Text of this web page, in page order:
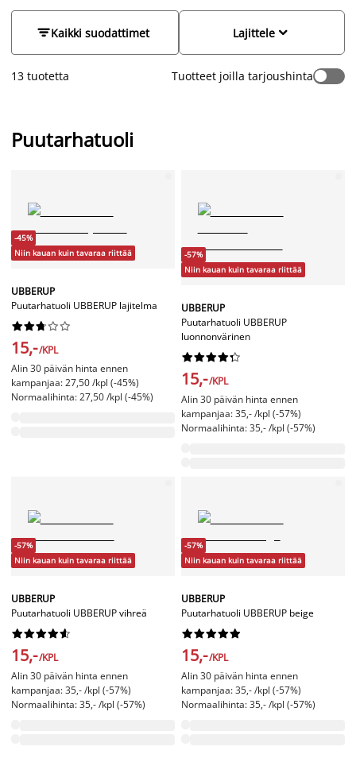
Kaikki suodattimet 
Lajittele
13 tuotetta Tuotteet joilla tarjoushinta
Puutarhatuoli
-45%
Niin kauan kuin tavaraa riittää
UBBERUP
Puutarhatuoli UBBERUP lajitelma






15,-/KPL
Alin 30 päivän hinta ennen
kampanjaa: 27,50 /kpl (-45%)
Normaalihinta: 27,50 /kpl (-45%)
-57%
Niin kauan kuin tavaraa riittää
UBBERUP
Puutarhatuoli UBBERUP
luonnonvärinen






15,-/KPL
Alin 30 päivän hinta ennen
kampanjaa: 35,- /kpl (-57%)
Normaalihinta: 35,- /kpl (-57%)
-57%
Niin kauan kuin tavaraa riittää
UBBERUP
Puutarhatuoli UBBERUP vihreä






15,-/KPL
Alin 30 päivän hinta ennen
kampanjaa: 35,- /kpl (-57%)
Normaalihinta: 35,- /kpl (-57%)
-57%
Niin kauan kuin tavaraa riittää
UBBERUP
Puutarhatuoli UBBERUP beige






15,-/KPL
Alin 30 päivän hinta ennen
kampanjaa: 35,- /kpl (-57%)
Normaalihinta: 35,- /kpl (-57%)